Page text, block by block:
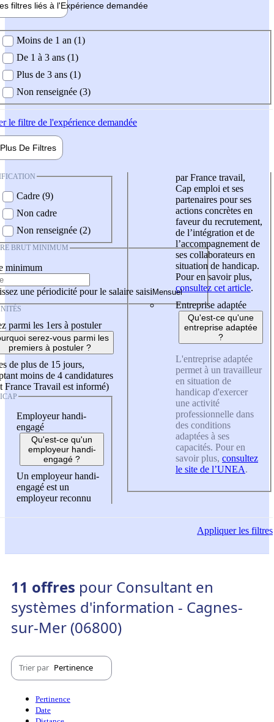
filtres liés à l'Expérience demandée
demandée
Moins de 1 an (1)
De 1 à 3 ans (1)
Plus de 3 ans (1)
Non renseignée (3)
le filtre de l'expérience demandée
Plus De Filtres
Cadre (9)
Non cadre
Non renseignée (2)
BRUT MINIMUM
minimum
une périodicité pour le salaire saisi
parmi les 1ers à postuler
serez-vous parmi les
premiers à postuler ?
de plus de 15 jours,
moins de 4 candidatures
France Travail est informé)
Employeur handi-
engagé
Qu'est-ce qu'un
employeur handi-
engagé ?
Un employeur handi-
engagé est un
employeur reconnu
par France travail,
Cap emploi et ses
partenaires pour ses
actions concrètes en
faveur du recrutement,
de l’intégration et de
l’accompagnement de
ses collaborateurs en
situation de handicap.
Pour en savoir plus,
consultez cet article.
Entreprise adaptée
Qu'est-ce qu'une
entreprise adaptée
?
L'entreprise adaptée
permet à un travailleur
en situation de
handicap d'exercer
une activité
professionnelle dans
des conditions
adaptées à ses
capacités. Pour en
savoir plus, consultez
le site de l’UNEA.
Appliquerles filtres
11 offres pour Consultant en
systèmes d'information - Cagnes-
sur-Mer (06800)
Trier par Pertinence
Pertinence
Date